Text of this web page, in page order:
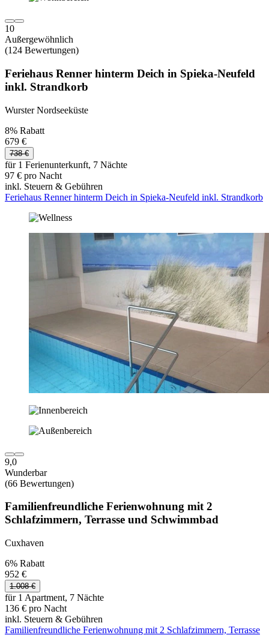
10
Außergewöhnlich
(124 Bewertungen)
Feriehaus Renner hinterm Deich in Spieka-Neufeld
inkl. Strandkorb
Wurster Nordseeküste
8% Rabatt
679 €
738 €
für 1 Ferienunterkunft, 7 Nächte
97 € pro Nacht
inkl. Steuern & Gebühren
Feriehaus Renner hinterm Deich in Spieka-Neufeld inkl. Strandkorb
9,0
Wunderbar
(66 Bewertungen)
Familienfreundliche Ferienwohnung mit 2
Schlafzimmern, Terrasse und Schwimmbad
Cuxhaven
6% Rabatt
952 €
1.008 €
für 1 Apartment, 7 Nächte
136 € pro Nacht
inkl. Steuern & Gebühren
Familienfreundliche Ferienwohnung mit 2 Schlafzimmern, Terrasse